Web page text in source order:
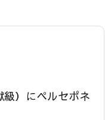
級）にペルセポネ